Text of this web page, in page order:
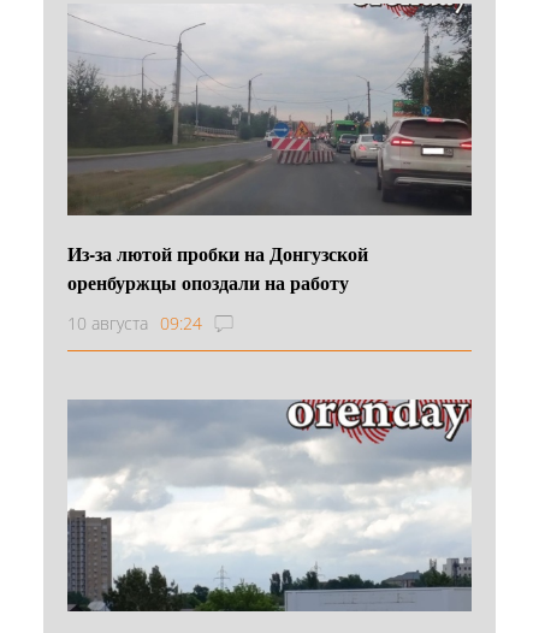
Из-за лютой пробки на Донгузской
оренбуржцы опоздали на работу
10 августа 09:24